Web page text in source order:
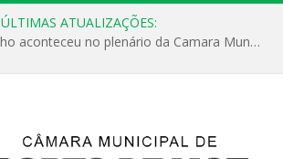
ÚLTIMAS ATUALIZAÇÕES:
Hoje dia 05 de julho aconteceu no plenário da Camara Municipal de Porto de Moz a Sessão Solene de Abertura dos Trabalhos Legislativos 2º Período da 23ª Legislatura